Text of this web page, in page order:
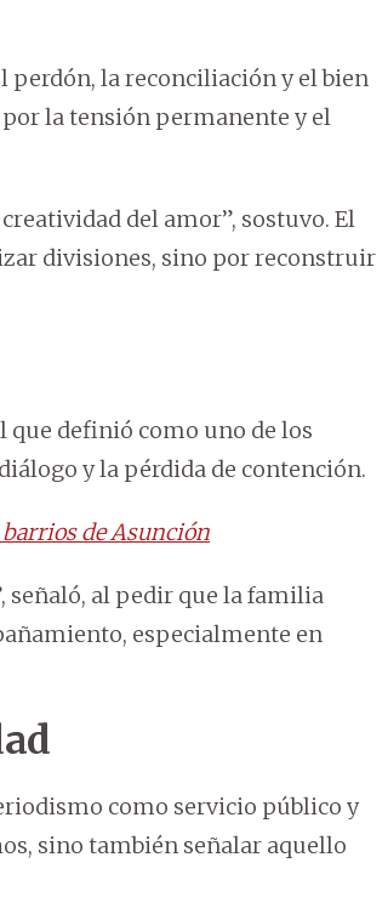
perdón, la reconciliación y el bien
la tensión permanente y el
del amor”, sostuvo. El
divisiones, sino por reconstruir
definió como uno de los
y la pérdida de contención.
de Asunción
señaló, al pedir que la familia
especialmente en
como servicio público y
sino también señalar aquello